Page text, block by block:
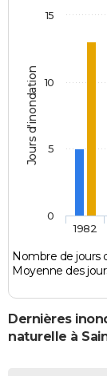
Jours d'inondation
Nombre de jours
Moyenne des
1982
0
5
10
15
Dernières
naturelle à